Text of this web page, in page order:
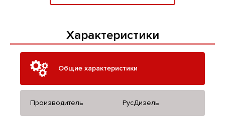
Характеристики
Общие характеристики
Производитель РусДизель